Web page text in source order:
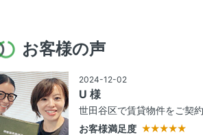
お客様の声
2024-12-02
U 様
世田谷区で賃貸物件をご契約
お客様満足度